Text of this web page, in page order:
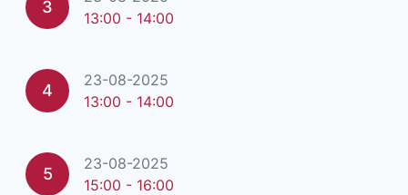
3
13:00 - 14:00
4
23-08-2025
13:00 - 14:00
5
23-08-2025
15:00 - 16:00